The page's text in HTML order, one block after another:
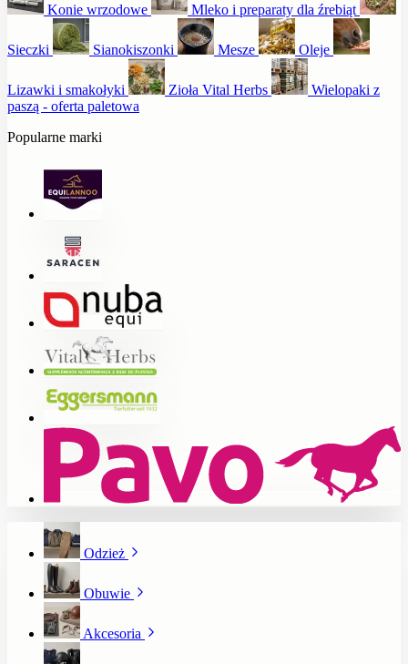
Konie wrzodowe Mleko i preparaty dla źrebiąt
Sieczki Sianokiszonki Mesze Oleje
Lizawki i smakołyki Zioła Vital Herbs
Wielopaki z
paszą - oferta paletowa
Popularne marki
Odzież
Obuwie
Akcesoria